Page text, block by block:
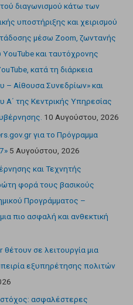
διαγωνισμού κάτω των
υποστήριξης και χειρισμού
μέσω Zoom, ζωντανής
και ταυτόχρονης
κατά τη διάρκεια
Αίθουσα Συνεδρίων» και
Α΄ της Κεντρικής Υπηρεσίας
10 Αυγούστου, 2026
για το Πρόγραμμα
5 Αυγούστου, 2026
και Τεχνητής
φορά τους βασικούς
Προγράμματος –
πιο ασφαλή και ανθεκτική
σε λειτουργία μια
εξυπηρέτησης πολιτών
στόχος: ασφαλέστερες